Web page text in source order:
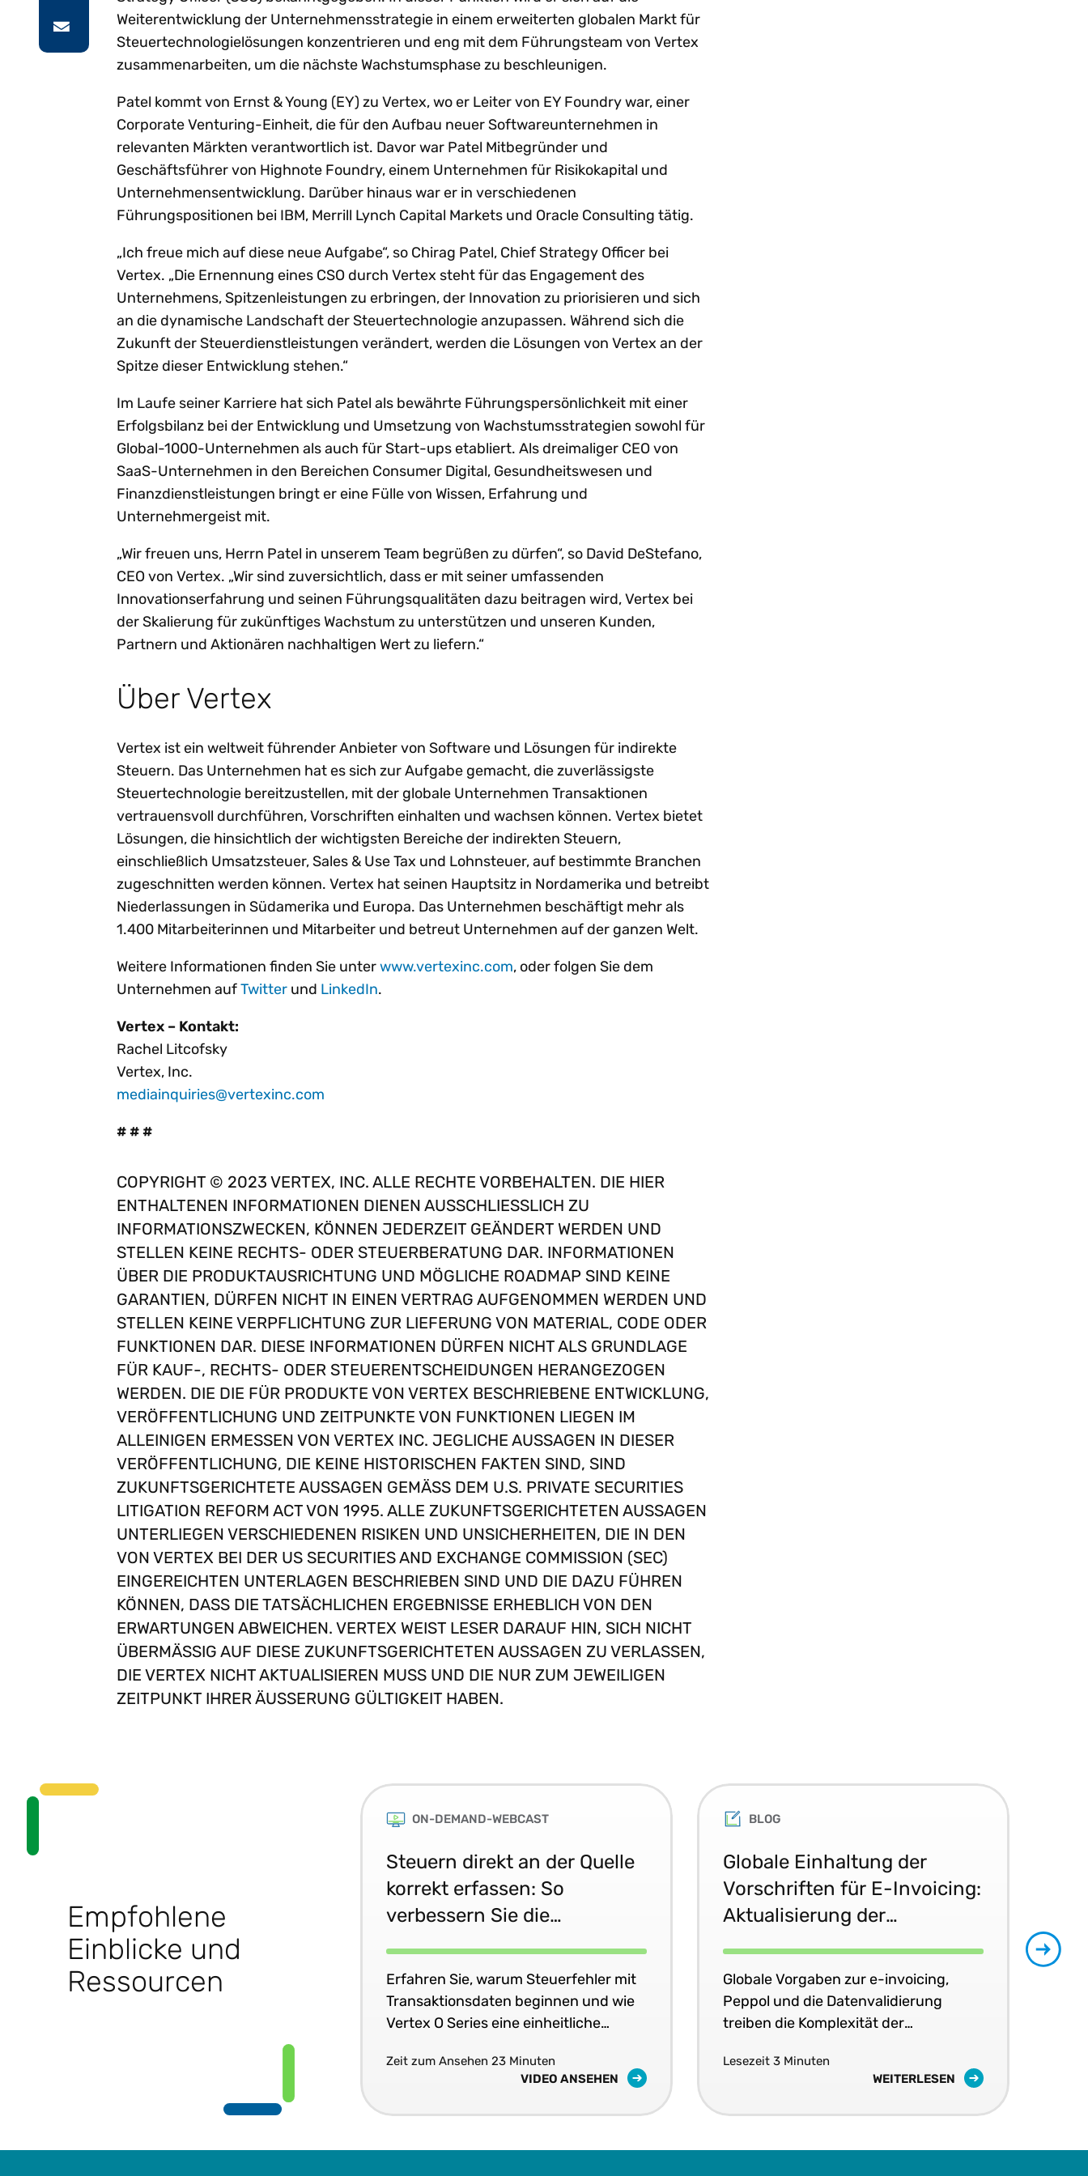
Weiterentwicklung der Unternehmensstrategie in einem erweiterten globalen Markt für
Steuertechnologielösungen konzentrieren und eng mit dem Führungsteam von Vertex
zusammenarbeiten, um die nächste Wachstumsphase zu beschleunigen.
Patel kommt von Ernst & Young (EY) zu Vertex, wo er Leiter von EY Foundry war, einer
Corporate Venturing-Einheit, die für den Aufbau neuer Softwareunternehmen in
relevanten Märkten verantwortlich ist. Davor war Patel Mitbegründer und
Geschäftsführer von Highnote Foundry, einem Unternehmen für Risikokapital und
Unternehmensentwicklung. Darüber hinaus war er in verschiedenen
Führungspositionen bei IBM, Merrill Lynch Capital Markets und Oracle Consulting tätig.
„Ich freue mich auf diese neue Aufgabe“, so Chirag Patel, Chief Strategy Officer bei
Vertex. „Die Ernennung eines CSO durch Vertex steht für das Engagement des
Unternehmens, Spitzenleistungen zu erbringen, der Innovation zu priorisieren und sich
an die dynamische Landschaft der Steuertechnologie anzupassen. Während sich die
Zukunft der Steuerdienstleistungen verändert, werden die Lösungen von Vertex an der
Spitze dieser Entwicklung stehen.“
Im Laufe seiner Karriere hat sich Patel als bewährte Führungspersönlichkeit mit einer
Erfolgsbilanz bei der Entwicklung und Umsetzung von Wachstumsstrategien sowohl für
Global-1000-Unternehmen als auch für Start-ups etabliert. Als dreimaliger CEO von
SaaS-Unternehmen in den Bereichen Consumer Digital, Gesundheitswesen und
Finanzdienstleistungen bringt er eine Fülle von Wissen, Erfahrung und
Unternehmergeist mit.
„Wir freuen uns, Herrn Patel in unserem Team begrüßen zu dürfen“, so David DeStefano,
CEO von Vertex. „Wir sind zuversichtlich, dass er mit seiner umfassenden
Innovationserfahrung und seinen Führungsqualitäten dazu beitragen wird, Vertex bei
der Skalierung für zukünftiges Wachstum zu unterstützen und unseren Kunden,
Partnern und Aktionären nachhaltigen Wert zu liefern.“
Über Vertex
Vertex ist ein weltweit führender Anbieter von Software und Lösungen für indirekte
Steuern. Das Unternehmen hat es sich zur Aufgabe gemacht, die zuverlässigste
Steuertechnologie bereitzustellen, mit der globale Unternehmen Transaktionen
vertrauensvoll durchführen, Vorschriften einhalten und wachsen können. Vertex bietet
Lösungen, die hinsichtlich der wichtigsten Bereiche der indirekten Steuern,
einschließlich Umsatzsteuer, Sales & Use Tax und Lohnsteuer, auf bestimmte Branchen
zugeschnitten werden können. Vertex hat seinen Hauptsitz in Nordamerika und betreibt
Niederlassungen in Südamerika und Europa. Das Unternehmen beschäftigt mehr als
1.400 Mitarbeiterinnen und Mitarbeiter und betreut Unternehmen auf der ganzen Welt.
Weitere Informationen finden Sie unterwww.vertexinc.com, oder folgen Sie dem
Unternehmen aufTwitter und LinkedIn.
Vertex – Kontakt:
Rachel Litcofsky
Vertex, Inc.
mediainquiries@vertexinc.com
# # #
COPYRIGHT © 2023 VERTEX, INC. ALLE RECHTE VORBEHALTEN. DIE HIER
ENTHALTENEN INFORMATIONEN DIENEN AUSSCHLIESSLICH ZU I
NFORMATIONSZWECKEN, KÖNNEN JEDERZEIT GEÄNDERT WERDEN UND S
TELLEN KEINE RECHTS- ODER STEUERBERATUNG DAR. INFORMATIONEN Ü
BER DIE PRODUKTAUSRICHTUNG UND MÖGLICHE ROADMAP SIND KEINE G
ARANTIEN, DÜRFEN NICHT IN EINEN VERTRAG AUFGENOMMEN WERDEN UND S
TELLEN KEINE VERPFLICHTUNG ZUR LIEFERUNG VON MATERIAL, CODE ODER F
UNKTIONEN DAR. DIESE INFORMATIONEN DÜRFEN NICHT ALS GRUNDLAGE F
ÜR KAUF-, RECHTS- ODER STEUERENTSCHEIDUNGEN HERANGEZOGEN W
ERDEN. DIE DIE FÜR PRODUKTE VON VERTEX BESCHRIEBENE ENTWICKLUNG, V
ERÖFFENTLICHUNG UND ZEITPUNKTE VON FUNKTIONEN LIEGEN IM A
LLEINIGEN ERMESSEN VON VERTEX INC. JEGLICHE AUSSAGEN IN DIESER V
ERÖFFENTLICHUNG, DIE KEINE HISTORISCHEN FAKTEN SIND, SIND Z
UKUNFTSGERICHTETE AUSSAGEN GEMÄSS DEM U.S. PRIVATE SECURITIES LI
TIGATION REFORM ACT VON 1995. ALLE ZUKUNFTSGERICHTETEN AUSSAGEN UN
TERLIEGEN VERSCHIEDENEN RISIKEN UND UNSICHERHEITEN, DIE IN DEN VO
N VERTEX BEI DER US SECURITIES AND EXCHANGE COMMISSION (SEC) EI
NGEREICHTEN UNTERLAGEN BESCHRIEBEN SIND UND DIE DAZU FÜHREN KÖ
NNEN, DASS DIE TATSÄCHLICHEN ERGEBNISSE ERHEBLICH VON DEN ER
WARTUNGEN ABWEICHEN. VERTEX WEIST LESER DARAUF HIN, SICH NICHT ÜB
ERMÄSSIG AUF DIESE ZUKUNFTSGERICHTETEN AUSSAGEN ZU VERLASSEN, DIE
VERTEX NICHT AKTUALISIEREN MUSS UND DIE NUR ZUM JEWEILIGEN ZEI
TPUNKT IHRER ÄUSSERUNG GÜLTIGKEIT HABEN.
Empfohlene
Einblicke und
Ressourcen
ON-DEMAND-WEBCAST
Steuern direkt an der Quelle
korrekt erfassen: So
verbessern Sie die
Erfahren Sie, warum Steuerfehler mit
Transaktionsdaten beginnen und wie
Vertex O Series eine einheitliche
Geschäftssystemen liefert.
Zeit zum Ansehen 23 Minuten
VIDEO ANSEHEN
BLOG
Globale Einhaltung der
Vorschriften für E-Invoicing:
Aktualisierung der
Bestimmungen im Juni 2026
Globale Vorgaben zur e-invoicing,
Peppol und die Datenvalidierung
treiben die Komplexität der
Lesezeit 3 Minuten
WEITERLESEN